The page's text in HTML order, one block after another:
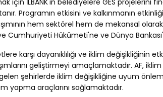
için İLBANK'ın belediyelere GES projelerini
Programın etkisini ve kalkınmanın
hem sektörel hem de mekansal olarak
Cumhuriyeti Hükümeti'ne ve Dünya
karşı dayanıklılığı ve iklim değişikliğinin
geliştirmeyi amaçlamaktadır. AF,
şehirlerde iklim değişikliğine uyum
yapma araçlarını sağlamaktadır.